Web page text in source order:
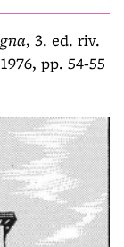
, 3. ed. riv.
pp. 54-55